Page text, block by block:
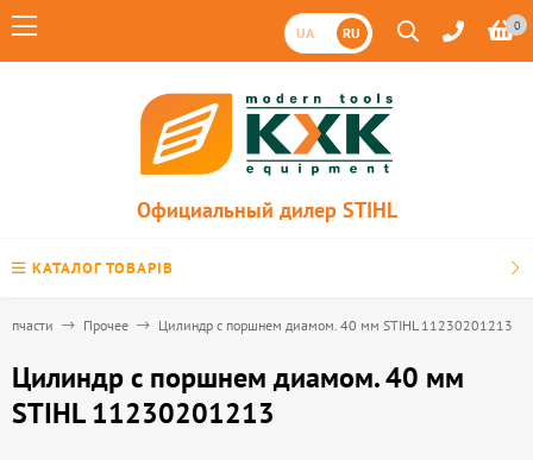
UA RU 0
Официальный дилер STIHL
КАТАЛОГ ТОВАРІВ
Прочее Цилиндр с поршнем диамом. 40 мм STIHL 11230201213
Цилиндр с поршнем диамом. 40 мм
STIHL 11230201213